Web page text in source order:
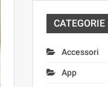
CATEGORIE
Accessori
App